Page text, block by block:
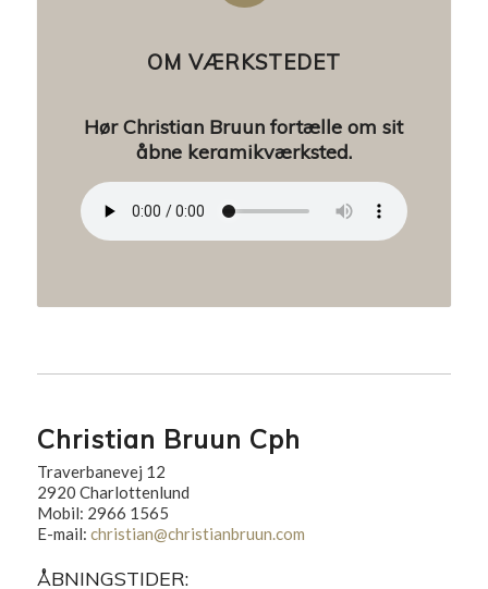
OM VÆRKSTEDET
Hør Christian Bruun fortælle om sit
åbne keramikværksted.
Christian Bruun Cph
Traverbanevej 12
2920 Charlottenlund
Mobil: 2966 1565
E-mail: christian@christianbruun.com
ÅBNINGSTIDER: